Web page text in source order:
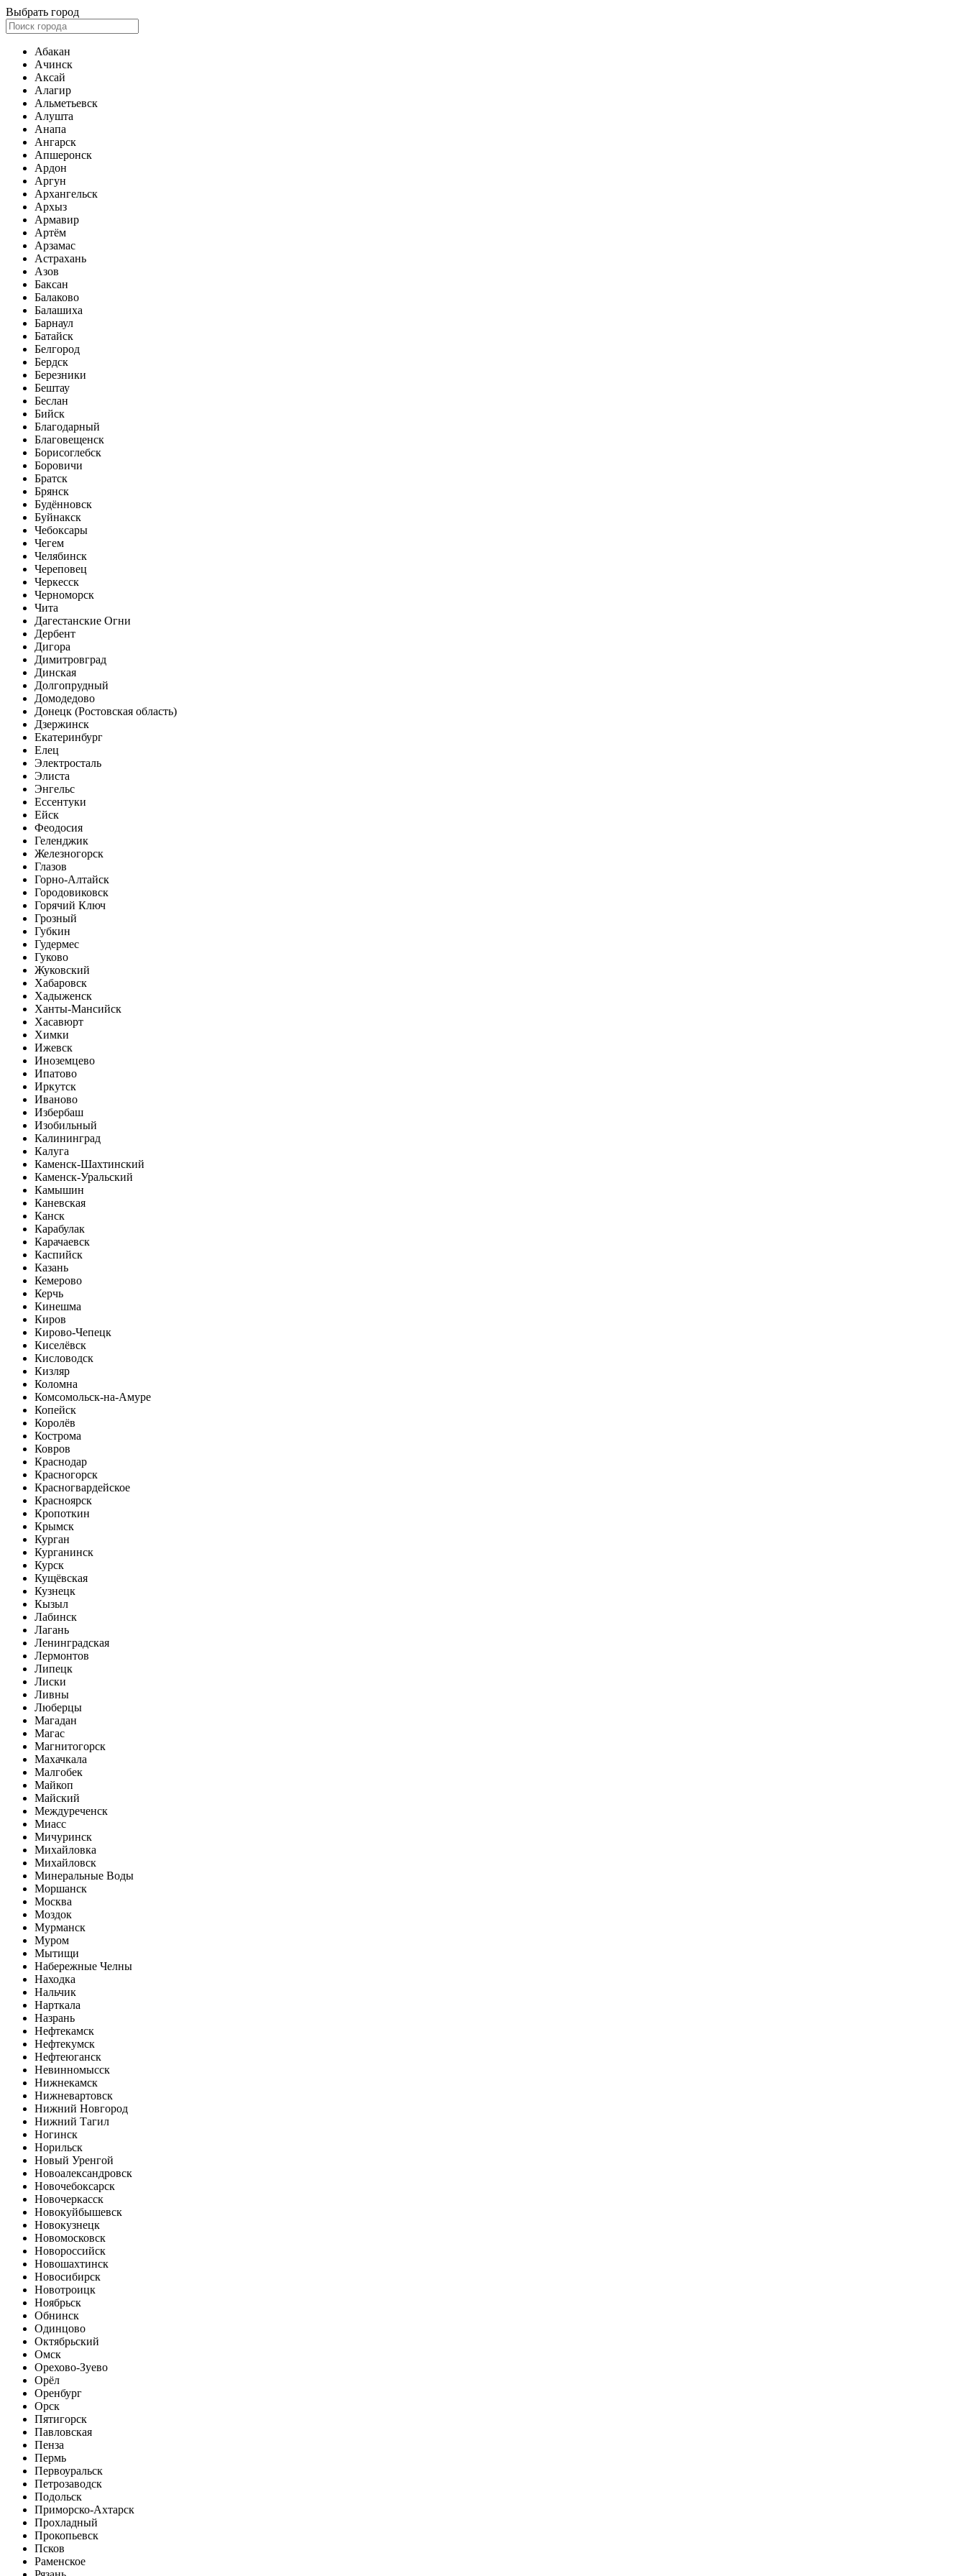
Выбрать город
Абакан
Ачинск
Аксай
Алагир
Альметьевск
Алушта
Анапа
Ангарск
Апшеронск
Ардон
Аргун
Архангельск
Архыз
Армавир
Артём
Арзамас
Астрахань
Азов
Баксан
Балаково
Балашиха
Барнаул
Батайск
Белгород
Бердск
Березники
Бештау
Беслан
Бийск
Благодарный
Благовещенск
Борисоглебск
Боровичи
Братск
Брянск
Будённовск
Буйнакск
Чебоксары
Чегем
Челябинск
Череповец
Черкесск
Черноморск
Чита
Дагестанские Огни
Дербент
Дигора
Димитровград
Динская
Долгопрудный
Домодедово
Донецк (Ростовская область)
Дзержинск
Екатеринбург
Елец
Электросталь
Элиста
Энгельс
Ессентуки
Ейск
Феодосия
Геленджик
Железногорск
Глазов
Горно-Алтайск
Городовиковск
Горячий Ключ
Грозный
Губкин
Гудермес
Гуково
Жуковский
Хабаровск
Хадыженск
Ханты-Мансийск
Хасавюрт
Химки
Ижевск
Иноземцево
Ипатово
Иркутск
Иваново
Избербаш
Изобильный
Калининград
Калуга
Каменск-Шахтинский
Каменск-Уральский
Камышин
Каневская
Канск
Карабулак
Карачаевск
Каспийск
Казань
Кемерово
Керчь
Кинешма
Киров
Кирово-Чепецк
Киселёвск
Кисловодск
Кизляр
Коломна
Комсомольск-на-Амуре
Копейск
Королёв
Кострома
Ковров
Краснодар
Красногорск
Красногвардейское
Красноярск
Кропоткин
Крымск
Курган
Курганинск
Курск
Кущёвская
Кузнецк
Кызыл
Лабинск
Лагань
Ленинградская
Лермонтов
Липецк
Лиски
Ливны
Люберцы
Магадан
Магас
Магнитогорск
Махачкала
Малгобек
Майкоп
Майский
Междуреченск
Миасс
Мичуринск
Михайловка
Михайловск
Минеральные Воды
Моршанск
Москва
Моздок
Мурманск
Муром
Мытищи
Набережные Челны
Находка
Нальчик
Нарткала
Назрань
Нефтекамск
Нефтекумск
Нефтеюганск
Невинномысск
Нижнекамск
Нижневартовск
Нижний Новгород
Нижний Тагил
Ногинск
Норильск
Новый Уренгой
Новоалександровск
Новочебоксарск
Новочеркасск
Новокуйбышевск
Новокузнецк
Новомосковск
Новороссийск
Новошахтинск
Новосибирск
Новотроицк
Ноябрьск
Обнинск
Одинцово
Октябрьский
Омск
Орехово-Зуево
Орёл
Оренбург
Орск
Пятигорск
Павловская
Пенза
Пермь
Первоуральск
Петрозаводск
Подольск
Приморско-Ахтарск
Прохладный
Прокопьевск
Псков
Раменское